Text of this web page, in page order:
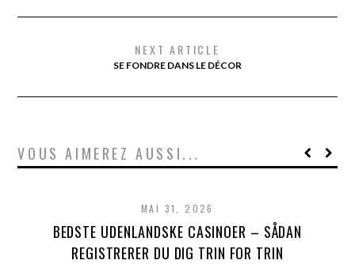
NEXT ARTICLE
SE FONDRE DANS LE DÉCOR
VOUS AIMEREZ AUSSI...
MAI 31, 2026
BEDSTE UDENLANDSKE CASINOER – SÅDAN
REGISTRERER DU DIG TRIN FOR TRIN